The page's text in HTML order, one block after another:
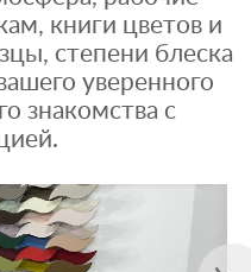
книги цветов и
степени блеска
уверенного
знакомства с